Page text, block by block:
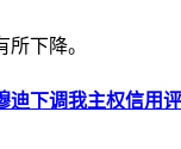
所下降。
迪下调我主权信用